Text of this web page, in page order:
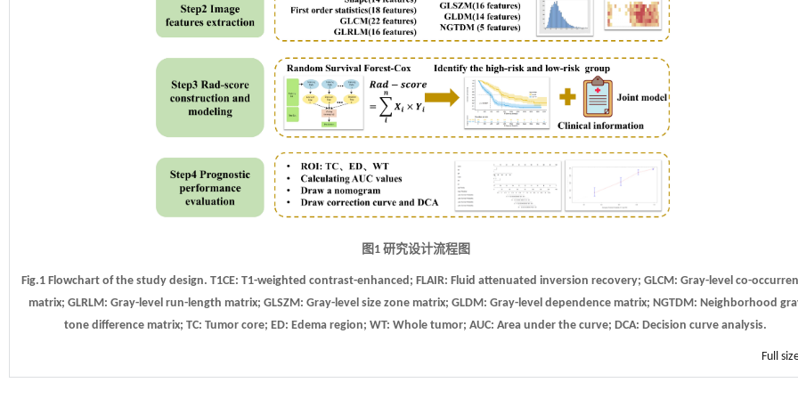
图1 研究设计流程图
Fig.1 Flowchart of the study design. T1CE: T1-weighted contrast-enhanced; FLAIR: Fluid attenuated inversion recovery; GLCM: Gray-level co-
matrix; GLRLM: Gray-level run-length matrix; GLSZM: Gray-level size zone matrix; GLDM: Gray-level dependence matrix; NGTDM: Neighborhood
tone difference matrix; TC: Tumor core; ED: Edema region; WT: Whole tumor; AUC: Area under the curve; DCA: Decision curve analysis.
Full